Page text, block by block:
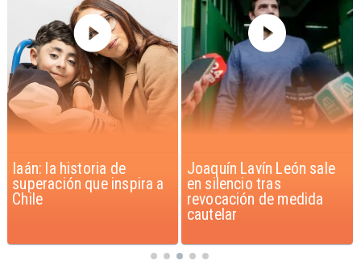
Iaán: la historia de
superación que inspira a
Chile
Joaquín Lavín León sale
en silencio tras
revocación de medida
cautelar